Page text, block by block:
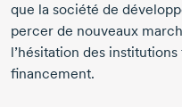
que la société de
percer de nouveaux
l’hésitation des
financement.